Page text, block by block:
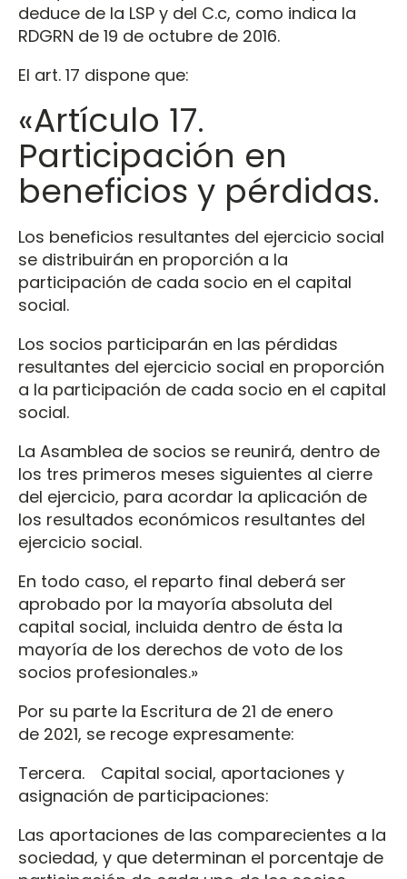
deduce de la LSP y del C.c, como indica la
RDGRN de 19 de octubre de 2016.
El art. 17 dispone que:
«Artículo 17.
Participación en
beneficios y pérdidas.
Los beneficios resultantes del ejercicio social
se distribuirán en proporción a la
participación de cada socio en el capital
social.
Los socios participarán en las pérdidas
resultantes del ejercicio social en proporción
a la participación de cada socio en el capital
social.
La Asamblea de socios se reunirá, dentro de
los tres primeros meses siguientes al cierre
del ejercicio, para acordar la aplicación de
los resultados económicos resultantes del
ejercicio social.
En todo caso, el reparto final deberá ser
aprobado por la mayoría absoluta del
capital social, incluida dentro de ésta la
mayoría de los derechos de voto de los
socios profesionales.»
Por su parte la Escritura de 21 de enero
de 2021, se recoge expresamente:
Tercera. Capital social, aportaciones y
asignación de participaciones:
Las aportaciones de las comparecientes a la
sociedad, y que determinan el porcentaje de